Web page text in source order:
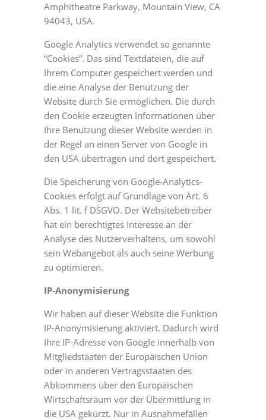
Amphitheatre Parkway, Mountain View, CA
94043, USA.
Google Analytics verwendet so genannte
“Cookies”. Das sind Textdateien, die auf
Ihrem Computer gespeichert werden und
die eine Analyse der Benutzung der
Website durch Sie ermöglichen. Die durch
den Cookie erzeugten Informationen über
Ihre Benutzung dieser Website werden in
der Regel an einen Server von Google in
den USA übertragen und dort gespeichert.
Die Speicherung von Google-Analytics-
Cookies erfolgt auf Grundlage von Art. 6
Abs. 1 lit. f DSGVO. Der Websitebetreiber
hat ein berechtigtes Interesse an der
Analyse des Nutzerverhaltens, um sowohl
sein Webangebot als auch seine Werbung
zu optimieren.
IP-Anonymisierung
Wir haben auf dieser Website die Funktion
IP-Anonymisierung aktiviert. Dadurch wird
Ihre IP-Adresse von Google innerhalb von
Mitgliedstaaten der Europäischen Union
oder in anderen Vertragsstaaten des
Abkommens über den Europäischen
Wirtschaftsraum vor der Übermittlung in
die USA gekürzt. Nur in Ausnahmefällen